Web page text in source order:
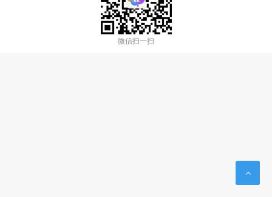
微信扫一扫